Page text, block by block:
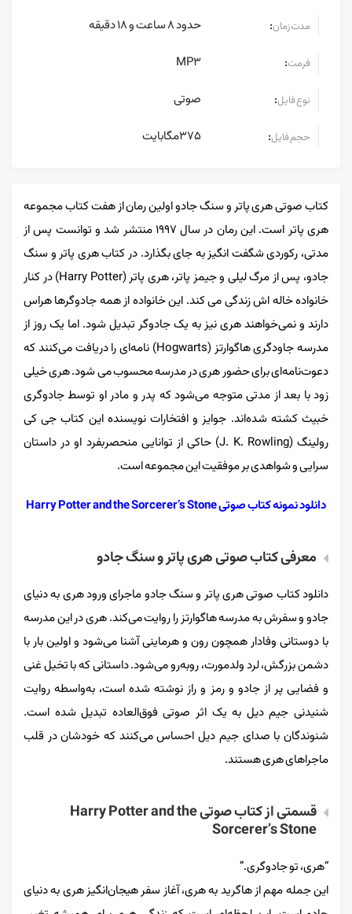
مدت زمان: حدود 8 ساعت و 18 دقیقه
فرمت:
MP3
نوع فایل: صوتی
حجم فایل: 375مگابایت
کتاب صوتی هری پاتر و سنگ جادو اولین رمان از هفت کتاب مجموعه
هری پاتر است. این رمان در سال ۱۹۹۷ منتشر شد و توانست پس از
مدتی، رکوردی شگفت انگیز به جای بگذارد. در کتاب هری پاتر و سنگ
جادو، پس از مرگ لیلی و جیمز پاتر، هری پاتر (Harry Potter) در کنار
خانواده خاله اش زندگی می کند. این خانواده از همه جادوگرها هراس
دارند و نمی‌خواهند هری نیز به یک جادوگر تبدیل شود. اما یک روز از
مدرسه جاودگری هاگوارتز (Hogwarts) نامه‌ای را دریافت می‌کنند که
دعوت‌نامه‌ای برای حضور هری در مدرسه محسوب می شود. هری خیلی
زود با بعد از مدتی متوجه می‌شود که پدر و مادر او توسط جادوگری
خبیث کشته شده‌اند. جوایز و افتخارات نویسنده این کتاب جی کی
رولینگ (J. K. Rowling) حاکی از توانایی منحصربفرد او در داستان
سرایی و شواهدی بر موفقیت این مجموعه است.
دانلود نمونه کتاب صوتی Harry Potter and the Sorcerer’s Stone
معرفی کتاب صوتی هری پاتر و سنگ جادو
دانلود کتاب صوتی هری پاتر و سنگ جادو ماجرای ورود هری به دنیای
جادو و سفرش به مدرسه هاگوارتز را روایت می‌کند. هری در این مدرسه
با دوستانی وفادار همچون رون و هرماینی آشنا می‌شود و اولین بار با
دشمن بزرگش، لرد ولدمورت، روبه‌رو می‌شود. داستانی که با تخیل غنی
و فضایی پر از جادو و رمز و راز نوشته شده است، به‌واسطه روایت
شنیدنی جیم دیل به یک اثر صوتی فوق‌العاده تبدیل شده است.
شنوندگان با صدای جیم دیل احساس می‌کنند که خودشان در قلب
ماجراهای هری هستند.
قسمتی از کتاب صوتی Harry Potter and the
Sorcerer’s Stone
“هری، تو جادوگری.”
این جمله مهم از هاگرید به هری، آغاز سفر هیجان‌انگیز هری به دنیای